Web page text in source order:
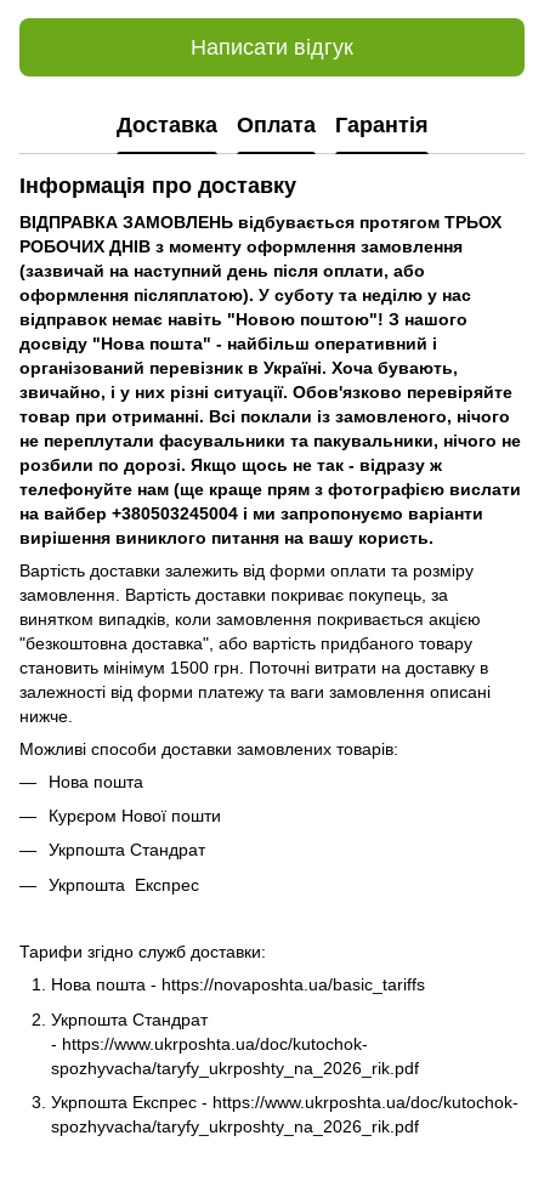
Написати відгук
Доставка Оплата Гарантія
Інформація про доставку
ВІДПРАВКА ЗАМОВЛЕНЬ відбувається протягом ТРЬОХ
РОБОЧИХ ДНІВ з моменту оформлення замовлення
(зазвичай на наступний день після оплати, або
оформлення післяплатою). У суботу та неділю у нас
відправок немає навіть "Новою поштою"! З нашого
досвіду "Нова пошта" - найбільш оперативний і
організований перевізник в Україні. Хоча бувають,
звичайно, і у них різні ситуації. Обов'язково перевіряйте
товар при отриманні. Всі поклали із замовленого, нічого
не переплутали фасувальники та пакувальники, нічого не
розбили по дорозі. Якщо щось не так - відразу ж
телефонуйте нам (ще краще прям з фотографією вислати
на вайбер +380503245004 і ми запропонуємо варіанти
вирішення виниклого питання на вашу користь.
Вартість доставки залежить від форми оплати та розміру
замовлення. Вартість доставки покриває покупець, за
винятком випадків, коли замовлення покривається акцією
"безкоштовна доставка", або вартість придбаного товару
становить мінімум 1500 грн. Поточні витрати на доставку в
залежності від форми платежу та ваги замовлення описані
нижче.
Можливі способи доставки замовлених товарів:
Нова пошта
Курєром Нової пошти
Укрпошта Стандрат
Укрпошта Експрес
Тарифи згідно служб доставки:
Нова пошта - https://novaposhta.ua/basic_tariffs
Укрпошта Стандрат
- https://www.ukrposhta.ua/doc/kutochok-
spozhyvacha/taryfy_ukrposhty_na_2026_rik.pdf
Укрпошта Експрес - https://www.ukrposhta.ua/doc/kutochok-
spozhyvacha/taryfy_ukrposhty_na_2026_rik.pdf